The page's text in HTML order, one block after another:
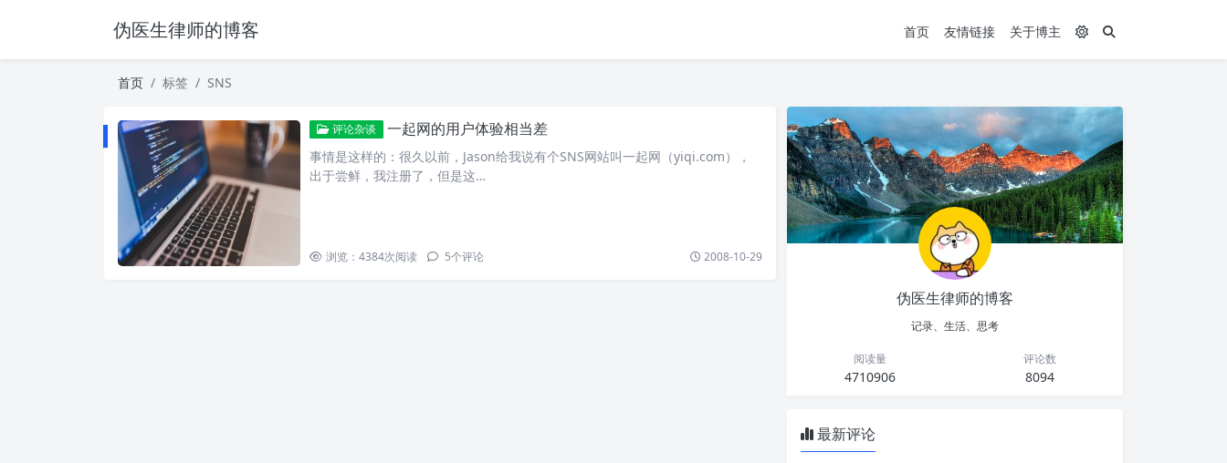
伪医生律师的博客 首页 友情链接 关于博主
首页 标签 SNS
评论杂谈 一起网的用户体验相当差
事情是这样的：很久以前，Jason给我说有个SNS网站叫一起网（yiqi.com），
出于尝鲜，我注册了，但是这…
浏览：4384次阅读 5个评论 2008-10-29
伪医生律师的博客
记录、生活、思考
阅读量
4710906
评论数
8094
最新评论